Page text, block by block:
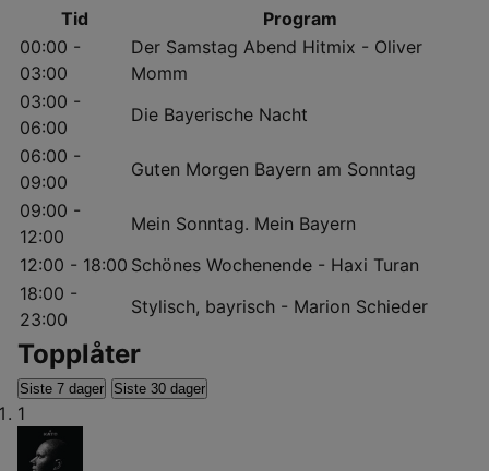
Tid
Program
00:00 -
03:00
Der Samstag Abend Hitmix - Oliver
Momm
03:00 -
06:00
Die Bayerische Nacht
06:00 -
09:00
Guten Morgen Bayern am Sonntag
09:00 -
12:00
Mein Sonntag. Mein Bayern
12:00 - 18:00 Schönes Wochenende - Haxi Turan
18:00 -
23:00
Stylisch, bayrisch - Marion Schieder
Topplåter
Siste 7 dager Siste 30 dager
1